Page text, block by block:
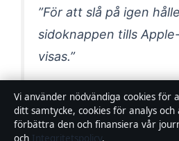
”För att slå på igen
sidoknappen tills
visas.”
— Apple Support,
användarguide
Vi använder nödvändiga cookies för
ditt samtycke, cookies för analys
förbättra den och finansiera vår
och Integritetspolicy.